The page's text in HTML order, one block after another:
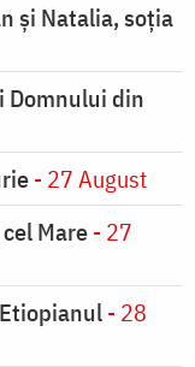
şi Natalia, soţia
Domnului din
- 27 August
Mare- 27
- 28